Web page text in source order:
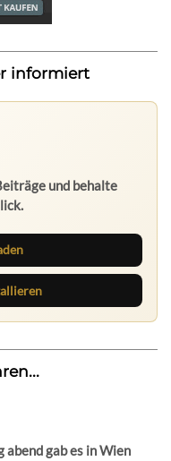
informiert
und behalte
gab es in Wien